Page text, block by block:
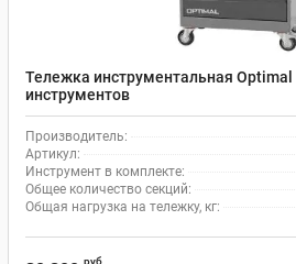
Тележка инструментальная
инструментов
Производитель:
Артикул:
Инструмент в комплекте:
Общее количество секций:
Общая нагрузка на тележку, кг:
руб